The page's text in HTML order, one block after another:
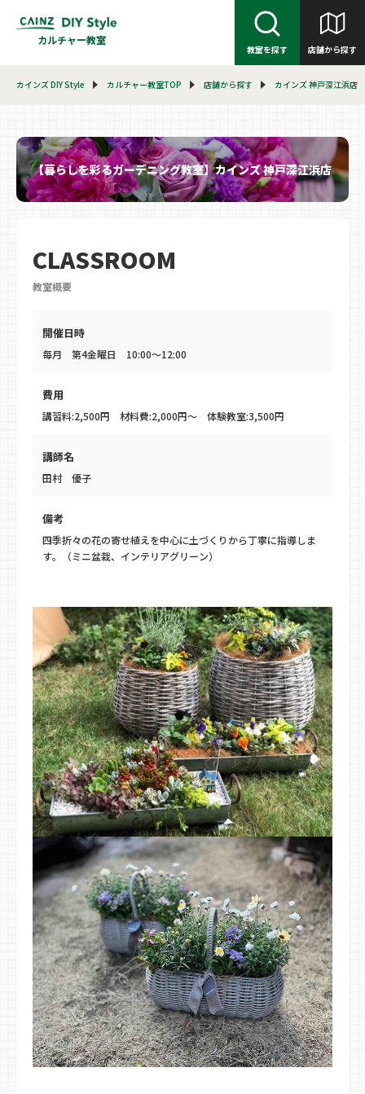
カルチャー教室
教室を探す 店舗から探す
カインズ DIY Style カルチャー教室TOP 店舗から探す カインズ 神戸深江浜店
【暮らしを彩るガーデニング教室】カインズ 神戸深江浜店
CLASSROOM
教室概要
開催日時
毎月 第4金曜日 10:00～12:00
費用
講習料:2,500円 材料費:2,000円〜 体験教室:3,500円
講師名
田村 優子
備考
四季折々の花の寄せ植えを中心に土づくりから丁寧に指導しま
す。（ミニ盆栽、インテリアグリーン）